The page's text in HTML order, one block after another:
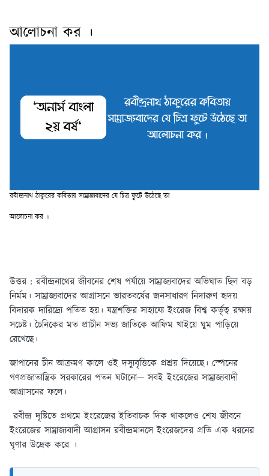
আলোচনা কর ।
রবীন্দ্রনাথ ঠাকুরের কবিতায় সাম্রাজ্যবাদের যে চিত্র ফুটে উঠেছে তা
আলোচনা কর ।
উত্তর : রবীন্দ্রনাথের জীবনের শেষ পর্যায়ে সাম্রাজ্যবাদের অভিঘাত ছিল বড়
নির্মম। সাম্রাজ্যবাদের আগ্রাসনে ভারতবর্ষের জনসাধারণ নিদারুণ হৃদয়
বিদারক দারিদ্র্যে পতিত হয়। যন্ত্রশক্তির সাহায্যে ইংরেজ বিশ্ব কর্তৃত্ব রক্ষায়
সচেষ্ট। চৈনিকের মত প্রাচীন সভ্য জাতিকে আফিম খাইয়ে ঘুম পাড়িয়ে
রেখেছে।
জাপানের চীন আক্রমণ কালে ওই দস্যুবৃত্তিকে প্রশ্রয় দিয়েছে। স্পেনের
গণপ্রজাতান্ত্রিক সরকারের পতন ঘটানো— সবই ইংরেজের সাম্রাজ্যবাদী
আগ্রাসনের ফলে।
রবীন্দ্র দৃষ্টিতে প্রথমে ইংরেজের ইতিবাচক দিক থাকলেও শেষ জীবনে
ইংরেজের সাম্রাজ্যবাদী আগ্রাসন রবীন্দ্রমানসে ইংরেজদের প্রতি এক ধরনের
ঘৃণার উদ্রেক করে ।